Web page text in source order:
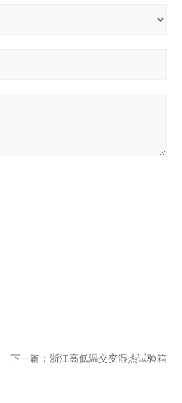
下一篇： 浙江高低温交变湿热试验箱